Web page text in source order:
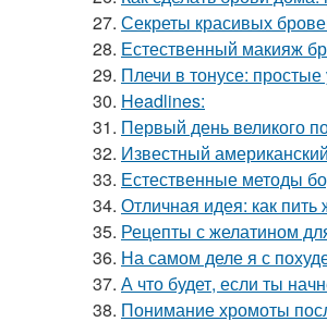
27. Секреты красивых
28. Естественный макияж
29. Плечи в тонусе:
30. Headlines:
31. Первый день великого
32. Известный
33. Естественные методы
34. Отличная идея: как пить
35. Рецепты с желатином
36. На самом деле я с
37. А что будет, если ты
38. Понимание хромоты